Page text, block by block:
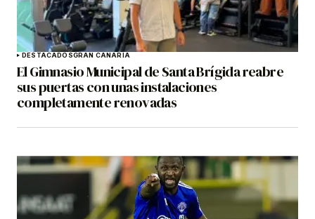
DESTACADOSGRAN CANARIA
El Gimnasio Municipal de Santa Brígida reabre
sus puertas con unas instalaciones
completamente renovadas